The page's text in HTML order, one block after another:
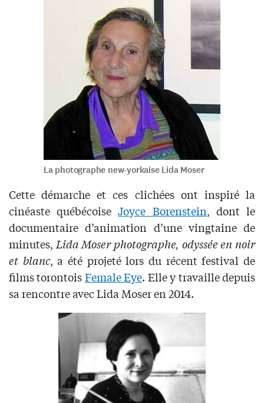
La photographe new-yorkaise Lida Moser
Cette démarche et ces clichées ont inspiré la
cinéaste québécoiseJoyce Borenstein, dont le
documentaire d’animation d’une vingtaine de
minutes,Lida Moser photographe, odyssée en noir
et blanc, a été projeté lors du récent festival de
films torontoisFemale Eye. Elle y travaille depuis
sa rencontre avec Lida Moser en 2014.